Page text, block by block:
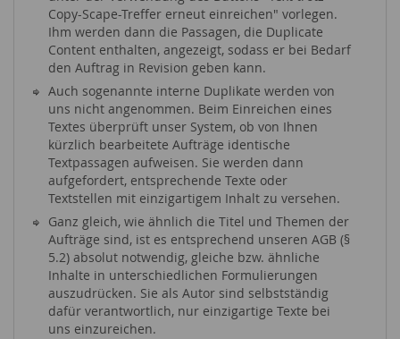
Copy-Scape-Treffer erneut einreichen" vorlegen.
Ihm werden dann die Passagen, die Duplicate
Content enthalten, angezeigt, sodass er bei Bedarf
den Auftrag in Revision geben kann.
Auch sogenannte interne Duplikate werden von
uns nicht angenommen. Beim Einreichen eines
Textes überprüft unser System, ob von Ihnen
kürzlich bearbeitete Aufträge identische
Textpassagen aufweisen. Sie werden dann
aufgefordert, entsprechende Texte oder
Textstellen mit einzigartigem Inhalt zu versehen.
Ganz gleich, wie ähnlich die Titel und Themen der
Aufträge sind, ist es entsprechend unseren AGB (§
5.2) absolut notwendig, gleiche bzw. ähnliche
Inhalte in unterschiedlichen Formulierungen
auszudrücken. Sie als Autor sind selbstständig
dafür verantwortlich, nur einzigartige Texte bei
uns einzureichen.